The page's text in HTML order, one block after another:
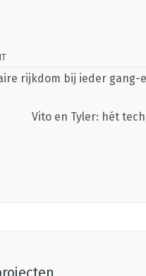
rijkdom bij ieder gang-
Vito en Tyler: hét